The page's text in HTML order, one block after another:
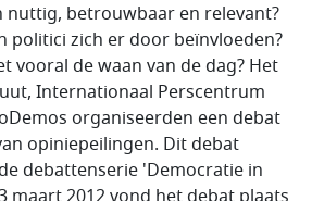
nuttig, betrouwbaar en relevant?
politici zich er door beïnvloeden?
vooral de waan van de dag? Het
Internationaal Perscentrum
organiseerden een debat
opiniepeilingen. Dit debat
debattenserie 'Democratie in